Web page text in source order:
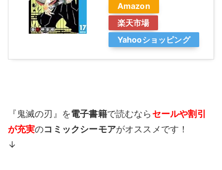
Amazon
楽天市場
Yahooショッピング
『鬼滅の刃』を電子書籍で読むなら セールや割引
が充実のコミックシーモアがオススメです！
↓